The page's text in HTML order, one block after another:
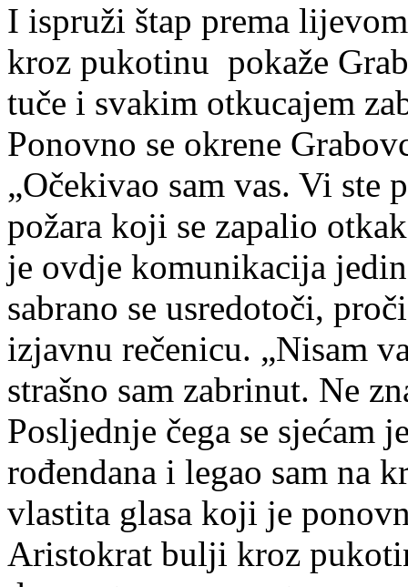
I ispruži štap prema
kroz pukotinu pokaže
tuče i svakim otkucajem
Ponovno se okrene
„Očekivao sam vas. Vi ste
požara koji se zapalio
je ovdje komunikacija
sabrano se usredotoči,
izjavnu rečenicu. „Nisam
strašno sam zabrinut. Ne
Posljednje čega se sjećam
rođendana i legao sam na
vlastita glasa koji je
Aristokrat bulji kroz